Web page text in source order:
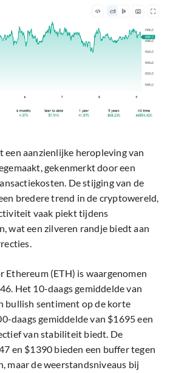
een aanzienlijke heropleving van
gekenmerkt door een
De stijging van de
bredere trend in de cryptowereld,
vaak piekt tijdens
wat een zilveren randje biedt aan
Ethereum (ETH) is waargenomen
Het 10-daags gemiddelde van
bullish sentiment op de korte
daags gemiddelde van $1695 een
van stabiliteit biedt. De
en $1390 bieden een buffer tegen
maar de weerstandsniveaus bij